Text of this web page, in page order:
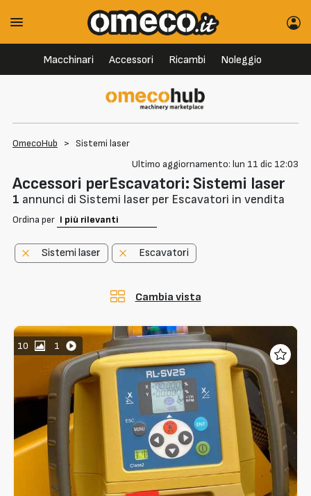
Macchinari Accessori Ricambi Noleggio
OmecoHub > Sistemi laser
Ultimo aggiornamento: lun 11 dic 12:03
Accessori perEscavatori: Sistemi laser
1 annunci di Sistemi laser per Escavatori in vendita
Ordina per
Sistemi laser Escavatori
Cambia vista
10 1